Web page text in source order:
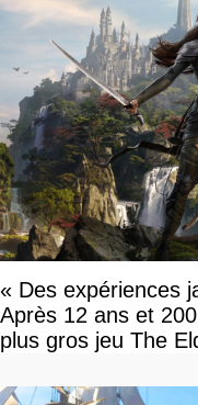
« Des expériences
Après 12 ans et
plus gros jeu The